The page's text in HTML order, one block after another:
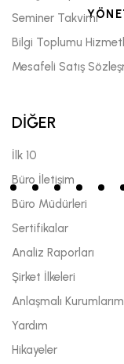
Seminer Takvimi
Bilgi Toplumu
Mesafeli Satış
DİĞER
İlk 10
Büro İletişim
Büro Müdürleri
Sertifikalar
Analiz Raporları
Şirket İlkeleri
Anlaşmalı
Yardım
Hikayeler